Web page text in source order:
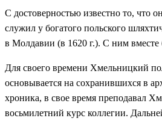
С достоверностью известно то, что
служил у богатого польского
в Молдавии (в 1620 г.). С ним вместе
Для своего времени Хмельницкий
основывается на сохранившихся в
хроника, в свое время преподавал
восьмилетний курс коллегии.